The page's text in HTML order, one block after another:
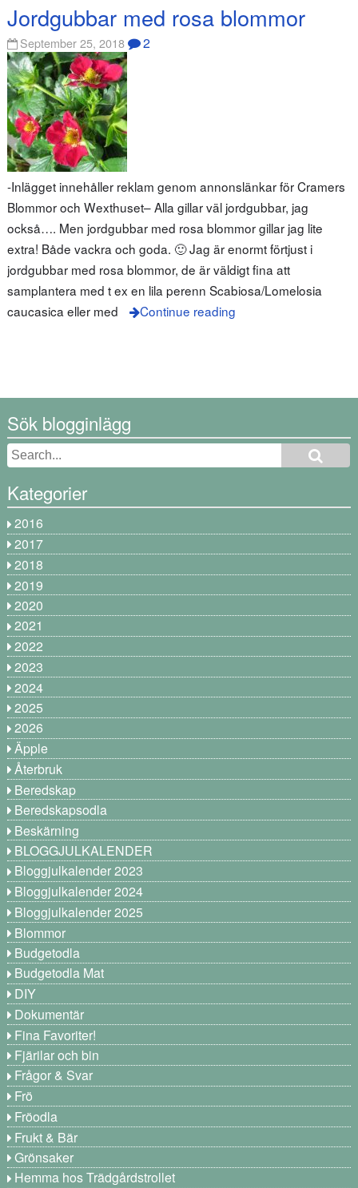
Jordgubbar med rosa blommor
September 25, 2018 2
-Inlägget innehåller reklam genom annonslänkar för Cramers
Blommor och Wexthuset– Alla gillar väl jordgubbar, jag
också…. Men jordgubbar med rosa blommor gillar jag lite
extra! Både vackra och goda. 🙂 Jag är enormt förtjust i
jordgubbar med rosa blommor, de är väldigt fina att
samplantera med t ex en lila perenn Scabiosa/Lomelosia
caucasica eller med
Continue reading
Sök blogginlägg
Kategorier
2016
2017
2018
2019
2020
2021
2022
2023
2024
2025
2026
Äpple
Återbruk
Beredskap
Beredskapsodla
Beskärning
BLOGGJULKALENDER
Bloggjulkalender 2023
Bloggjulkalender 2024
Bloggjulkalender 2025
Blommor
Budgetodla
Budgetodla Mat
DIY
Dokumentär
Fina Favoriter!
Fjärilar och bin
Frågor & Svar
Frö
Fröodla
Frukt & Bär
Grönsaker
Hemma hos Trädgårdstrollet